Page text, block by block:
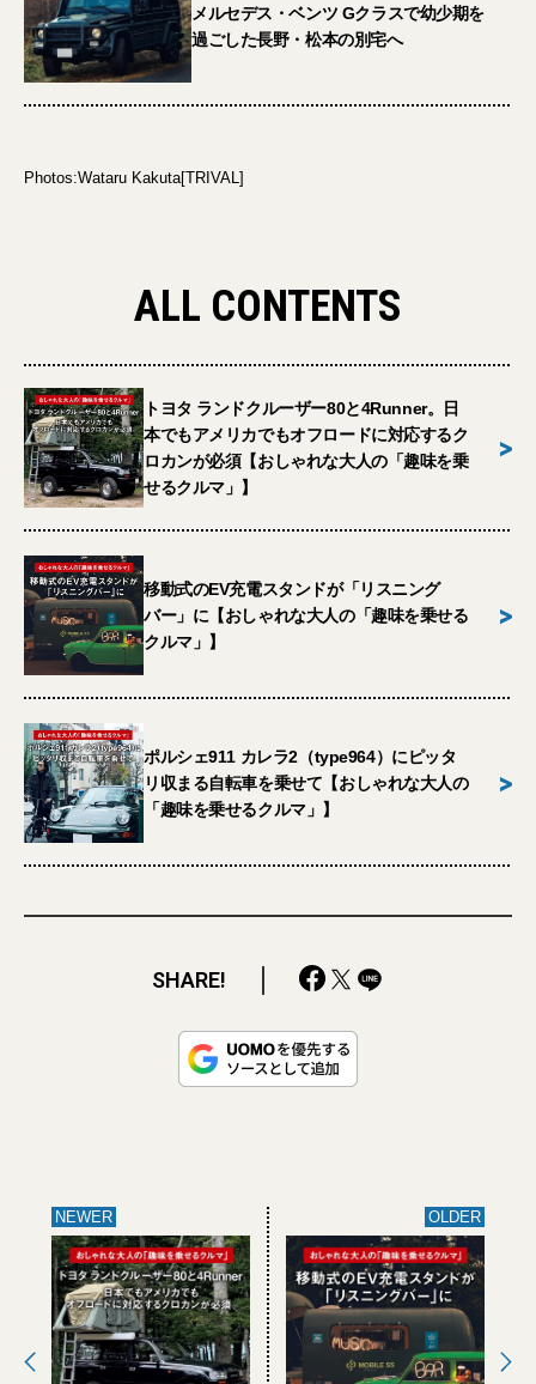
メルセデス・ベンツ Gクラスで幼少期を
過ごした長野・松本の別宅へ
Photos:Wataru Kakuta[TRIVAL]
ALL CONTENTS
トヨタ ランドクルーザー80と4Runner。日
本でもアメリカでもオフロードに対応するク
ロカンが必須【おしゃれな大人の「趣味を乗
せるクルマ」】
>
移動式のEV充電スタンドが「リスニング
バー」に【おしゃれな大人の「趣味を乗せる
クルマ」】
>
ポルシェ911 カレラ2（type964）にピッタ
リ収まる自転車を乗せて【おしゃれな大人の
「趣味を乗せるクルマ」】
>
SHARE!
NEWER OLDER